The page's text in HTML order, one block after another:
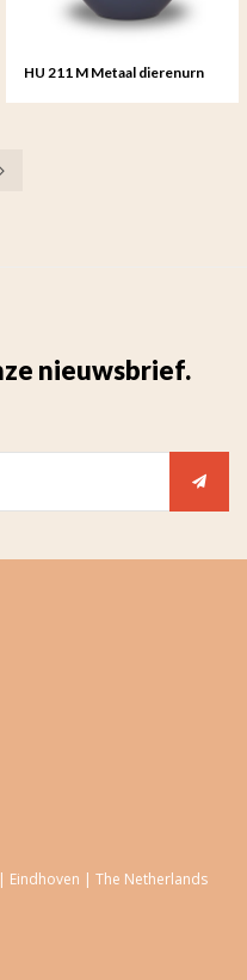
HU 211 M Metaal dierenurn
nieuwsbrief.
Eindhoven | The Netherlands